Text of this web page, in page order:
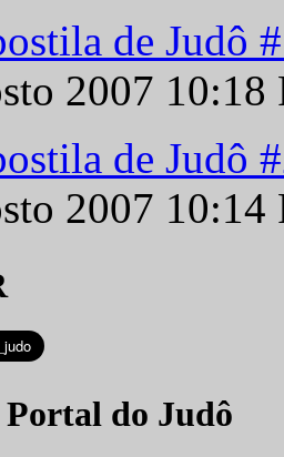
de Judô
2007
de Judô
2007
do Judô